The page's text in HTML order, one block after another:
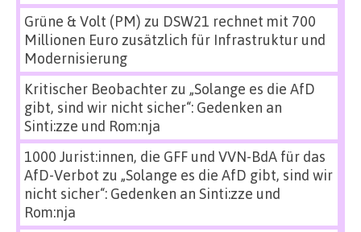
Grüne & Volt (PM) zu DSW21 rechnet mit 700
Millionen Euro zusätzlich für Infrastruktur und
Modernisierung
Kritischer Beobachterzu „Solange es die AfD
gibt, sind wir nicht sicher“: Gedenken an
Sinti:zze und Rom:nja
1000 Jurist:innen, die GFF und VVN-BdA für das
AfD-Verbot zu „Solange es die AfD gibt, sind wir
nicht sicher“: Gedenken an Sinti:zze und
Rom:nja